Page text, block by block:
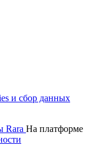
и сбор данных
Rara На платформе